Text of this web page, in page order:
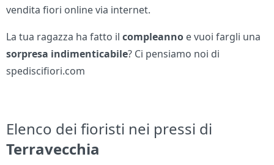
vendita fiori online via internet.
La tua ragazza ha fatto ilcompleanno e vuoi fargli una
sorpresa indimenticabile? Ci pensiamo noi di
spediscifiori.com
Elenco dei fioristi nei pressi di
Terravecchia